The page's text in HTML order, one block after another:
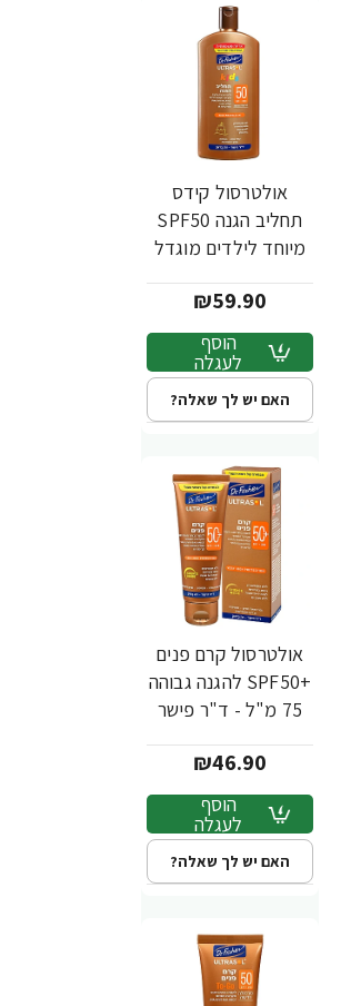
אולטרסול קידס
תחליב הגנה SPF50
מיוחד לילדים מוגדל
₪59.90
הוסף
לעגלה
האם יש לך שאלה?
אולטרסול קרם פנים
+SPF50 להגנה גבוהה
75 מ"ל - ד"ר פישר
₪46.90
הוסף
לעגלה
האם יש לך שאלה?